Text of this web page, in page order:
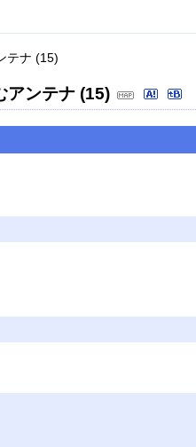
テナ (15)
アンテナ (15)